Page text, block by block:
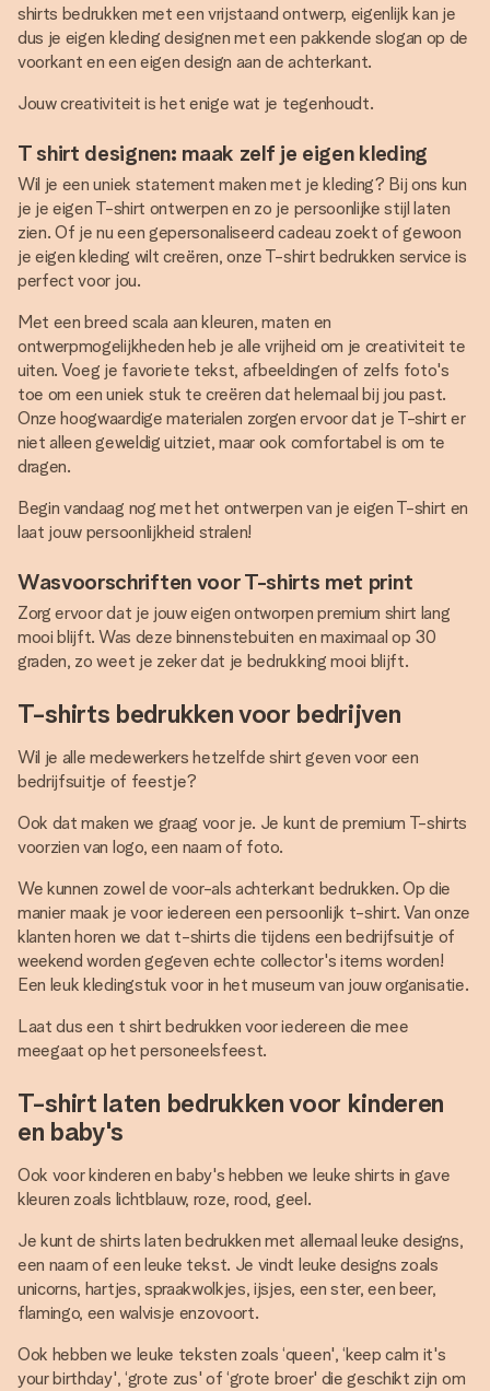
shirts bedrukken met een vrijstaand ontwerp, eigenlijk kan je
dus je eigen kleding designen met een pakkende slogan op de
voorkant en een eigen design aan de achterkant.
Jouw creativiteit is het enige wat je tegenhoudt.
T shirt designen: maak zelf je eigen kleding
Wil je een uniek statement maken met je kleding? Bij ons kun
je je eigen T-shirt ontwerpen en zo je persoonlijke stijl laten
zien. Of je nu een gepersonaliseerd cadeau zoekt of gewoon
je eigen kleding wilt creëren, onze T-shirt bedrukken service is
perfect voor jou.
Met een breed scala aan kleuren, maten en
ontwerpmogelijkheden heb je alle vrijheid om je creativiteit te
uiten. Voeg je favoriete tekst, afbeeldingen of zelfs foto's
toe om een uniek stuk te creëren dat helemaal bij jou past.
Onze hoogwaardige materialen zorgen ervoor dat je T-shirt er
niet alleen geweldig uitziet, maar ook comfortabel is om te
dragen.
Begin vandaag nog met het ontwerpen van je eigen T-shirt en
laat jouw persoonlijkheid stralen!
Wasvoorschriften voor T-shirts met print
Zorg ervoor dat je jouw eigen ontworpen premium shirt lang
mooi blijft. Was deze binnenstebuiten en maximaal op 30
graden, zo weet je zeker dat je bedrukking mooi blijft.
T-shirts bedrukken voor bedrijven
Wil je alle medewerkers hetzelfde shirt geven voor een
bedrijfsuitje of feestje?
Ook dat maken we graag voor je. Je kunt de premium T-shirts
voorzien van logo, een naam of foto.
We kunnen zowel de voor-als achterkant bedrukken. Op die
manier maak je voor iedereen een persoonlijk t-shirt. Van onze
klanten horen we dat t-shirts die tijdens een bedrijfsuitje of
weekend worden gegeven echte collector's items worden!
Een leuk kledingstuk voor in het museum van jouw organisatie.
Laat dus een t shirt bedrukken voor iedereen die mee
meegaat op het personeelsfeest.
T-shirt laten bedrukken voor kinderen
en baby's
Ook voor kinderen en baby's hebben we leuke shirts in gave
kleuren zoals lichtblauw, roze, rood, geel.
Je kunt de shirts laten bedrukken met allemaal leuke designs,
een naam of een leuke tekst. Je vindt leuke designs zoals
unicorns, hartjes, spraakwolkjes, ijsjes, een ster, een beer,
flamingo, een walvisje enzovoort.
Ook hebben we leuke teksten zoals ‘queen', ‘keep calm it's
your birthday', ‘grote zus' of ‘grote broer' die geschikt zijn om